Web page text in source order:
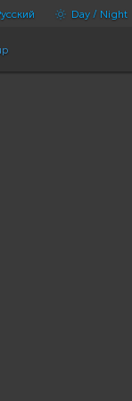
Day / Night